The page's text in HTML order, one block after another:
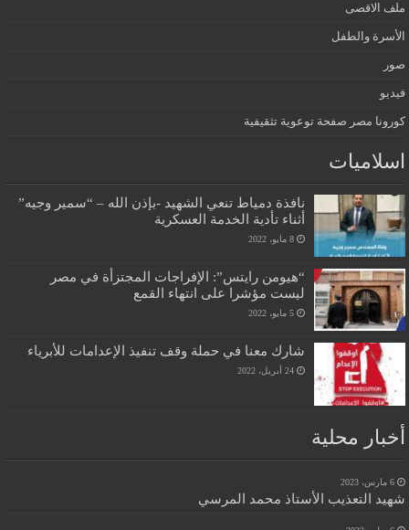
ملف الاقصى
الأسرة والطفل
صور
فيديو
كورونا مصر صفحة توعوية تثقيفية
اسلاميات
نافذة دمياط تنعي الشهيد -بإذن الله – “سمير وجيه”
أثناء تأدية الخدمة العسكرية
8 مايو، 2022
“هيومن رايتس”: الإفراجات المجتزأة في مصر
ليست مؤشرا على انتهاء القمع
5 مايو، 2022
شارك معنا في حملة وقف تنفيذ الإعدامات للأبرياء
24 أبريل، 2022
أخبار محلية
6 مارس، 2023
شهيد التعذيب الأستاذ محمد المرسي